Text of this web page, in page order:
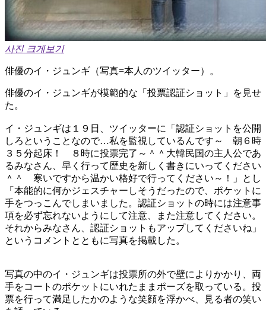
사진 크게보기
俳優のイ・ジュンギ（写真=本人のツイッター）。
俳優のイ・ジュンギが模範的な「投票認証ショット」を見せ
た。
イ・ジュンギは１９日、ツイッターに「認証ショットを公開
しろということなので…私を監視しているんです～ 朝６時
３５分起床！ ８時に投票完了～＾＾大韓民国の主人公であ
るみなさん、早く行って歴史を新しく書きにいってください
＾＾ 寒いですから温かい格好で行ってください～！」とし
「本能的に何かジェスチャーしそうだったので、ポケットに
手をつっこんでしまいました。認証ショットの時には注意事
項を必ず忘れないようにして注意、また注意してください。
それからみなさん、認証ショットもアップしてくださいね」
というコメントとともに写真を掲載した。
写真の中のイ・ジュンギは投票所の外で壁によりかかり、両
手をコートのポケットにいれたままポーズを取っている。投
票を行って満足したかのような笑顔を浮かべ、見る者の笑い